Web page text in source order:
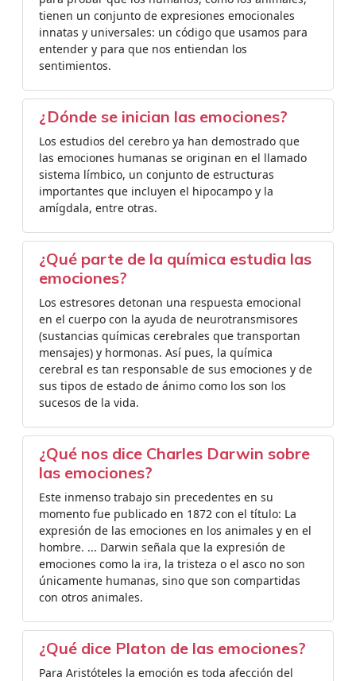
tienen un conjunto de expresiones emocionales
innatas y universales: un código que usamos para
entender y para que nos entiendan los
sentimientos.
¿Dónde se inician las emociones?
Los estudios del cerebro ya han demostrado que
las emociones humanas se originan en el llamado
sistema límbico, un conjunto de estructuras
importantes que incluyen el hipocampo y la
amígdala, entre otras.
¿Qué parte de la química estudia las
emociones?
Los estresores detonan una respuesta emocional
en el cuerpo con la ayuda de neurotransmisores
(sustancias químicas cerebrales que transportan
mensajes) y hormonas. Así pues, la química
cerebral es tan responsable de sus emociones y de
sus tipos de estado de ánimo como los son los
sucesos de la vida.
¿Qué nos dice Charles Darwin sobre
las emociones?
Este inmenso trabajo sin precedentes en su
momento fue publicado en 1872 con el título: La
expresión de las emociones en los animales y en el
hombre. ... Darwin señala que la expresión de
emociones como la ira, la tristeza o el asco no son
únicamente humanas, sino que son compartidas
con otros animales.
¿Qué dice Platon de las emociones?
Para Aristóteles la emoción es toda afección del